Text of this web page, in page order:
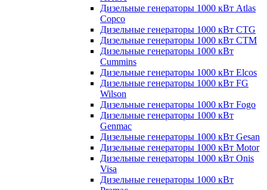
Дизельные генераторы 1000 кВт Atlas
Copco
Дизельные генераторы 1000 кВт CTG
Дизельные генераторы 1000 кВт CTM
Дизельные генераторы 1000 кВт
Cummins
Дизельные генераторы 1000 кВт Elcos
Дизельные генераторы 1000 кВт FG
Wilson
Дизельные генераторы 1000 кВт Fogo
Дизельные генераторы 1000 кВт
Genmac
Дизельные генераторы 1000 кВт Gesan
Дизельные генераторы 1000 кВт Motor
Дизельные генераторы 1000 кВт Onis
Visa
Дизельные генераторы 1000 кВт